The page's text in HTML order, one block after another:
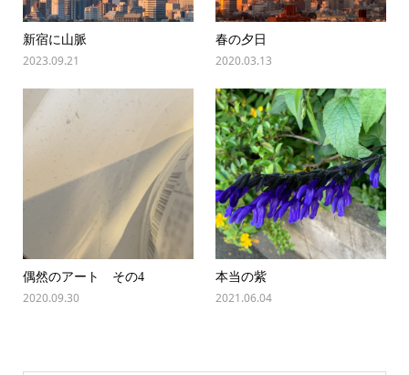
新宿に山脈
2023.09.21
春の夕日
2020.03.13
偶然のアート その4
2020.09.30
本当の紫
2021.06.04